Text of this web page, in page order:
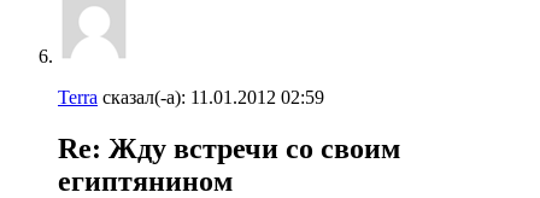
Terra сказал(-а): 11.01.2012 02:59
Re: Жду встречи со своим
египтянином